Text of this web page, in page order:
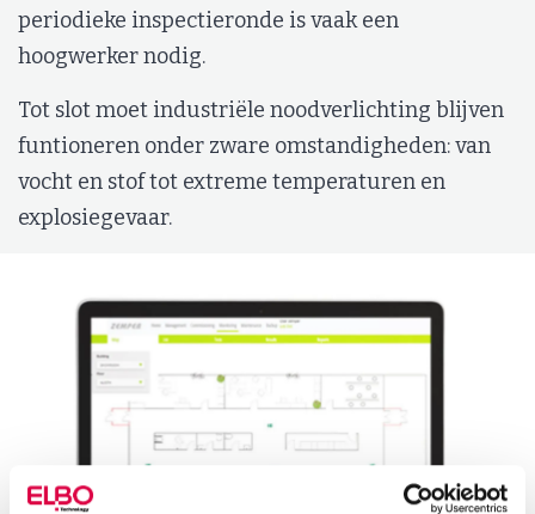
periodieke inspectieronde is vaak een
hoogwerker nodig.
Tot slot moet industriële noodverlichting blijven
funtioneren onder zware omstandigheden: van
vocht en stof tot extreme temperaturen en
explosiegevaar.